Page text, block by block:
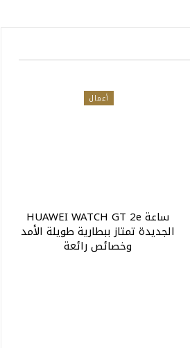
أعمال
ساعة HUAWEI WATCH GT 2e
الجديدة تمتاز ببطارية طويلة الأمد
وخصائص رائعة